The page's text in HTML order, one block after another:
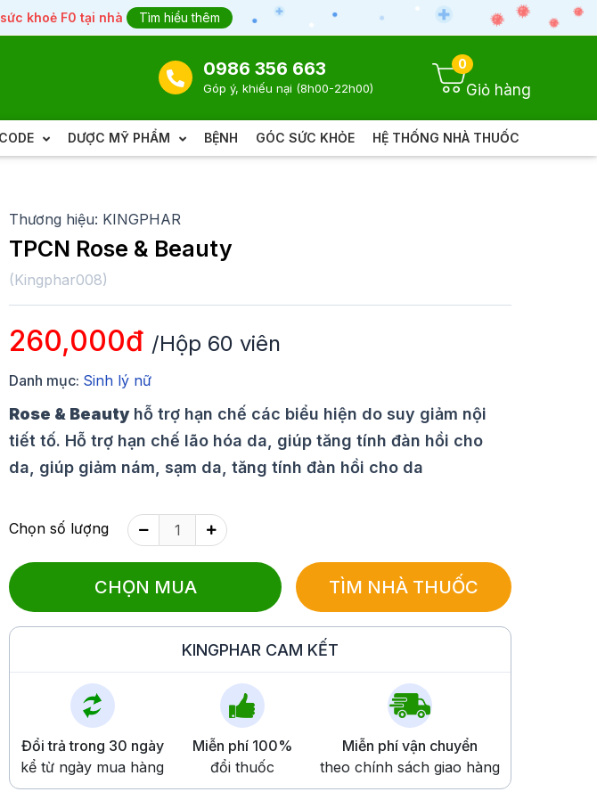
khoẻ F0 tại nhà Tìm hiểu thêm
Giỏ hàng
0
0986 356 663
Góp ý, khiếu nại (8h00-22h00)
DƯỢC MỸ PHẨM BỆNH GÓC SỨC KHỎE HỆ THỐNG NHÀ THUỐC
Thương hiệu: KINGPHAR
TPCN Rose & Beauty
(Kingphar008)
260,000đ /Hộp 60 viên
Danh mục: Sinh lý nữ
Rose & Beautyhỗ trợ hạn chế các biểu hiện do suy giảm nội
tiết tố. Hỗ trợ hạn chế lão hóa da, giúp tăng tính đàn hồi cho
da, giúp giảm nám, sạm da, tăng tính đàn hồi cho da
Chọn số lượng
CHỌN MUA TÌM NHÀ THUỐC
KINGPHAR CAM KẾT
Đổi trả trong 30 ngày
kể từ ngày mua hàng
Miễn phí 100%
đổi thuốc
Miễn phí vận chuyển
theo chính sách giao hàng